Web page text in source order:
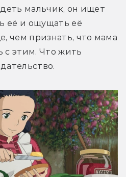
мальчик, он ищет
её и ощущать её
чем признать, что мама
с этим. Что жить